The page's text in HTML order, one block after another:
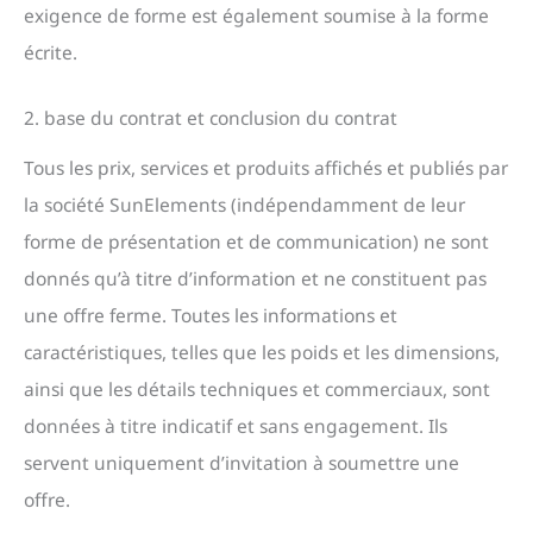
exigence de forme est également soumise à la forme
écrite.
2. base du contrat et conclusion du contrat
Tous les prix, services et produits affichés et publiés par
la société SunElements (indépendamment de leur
forme de présentation et de communication) ne sont
donnés qu’à titre d’information et ne constituent pas
une offre ferme. Toutes les informations et
caractéristiques, telles que les poids et les dimensions,
ainsi que les détails techniques et commerciaux, sont
données à titre indicatif et sans engagement. Ils
servent uniquement d’invitation à soumettre une
offre.